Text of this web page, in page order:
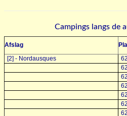
Campings langs de
Afslag
[2] - Nordausques